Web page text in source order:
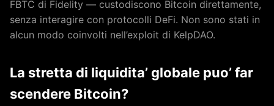
FBTC di Fidelity — custodiscono Bitcoin direttamente,
senza interagire con protocolli DeFi. Non sono stati in
alcun modo coinvolti nell’exploit di KelpDAO.
La stretta di liquidita’ globale puo’ far
scendere Bitcoin?